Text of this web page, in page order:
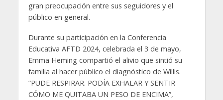
gran preocupación entre sus seguidores y el
público en general.
Durante su participación en la Conferencia
Educativa AFTD 2024, celebrada el 3 de mayo,
Emma Heming compartió el alivio que sintió su
familia al hacer público el diagnóstico de Willis.
“PUDE RESPIRAR. PODÍA EXHALAR Y SENTIR
CÓMO ME QUITABA UN PESO DE ENCIMA”,